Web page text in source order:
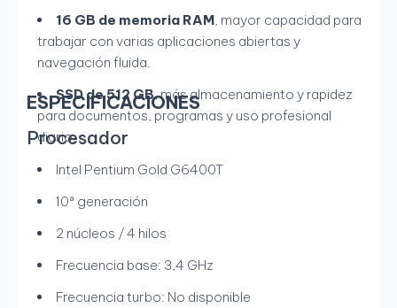
16 GB de memoria RAM, mayor capacidad para
trabajar con varias aplicaciones abiertas y
navegación fluida.
SSD de 512 GB, más almacenamiento y rapidez
para documentos, programas y uso profesional
diario.
ESPECIFICACIONES
Procesador
Intel Pentium Gold G6400T
10ª generación
2 núcleos / 4 hilos
Frecuencia base: 3,4 GHz
Frecuencia turbo: No disponible